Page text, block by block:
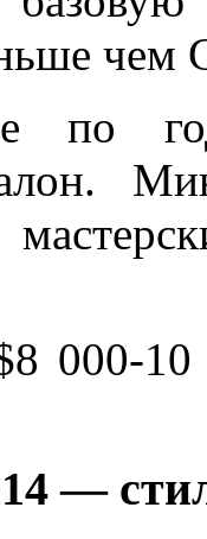
чем
по
000-
—